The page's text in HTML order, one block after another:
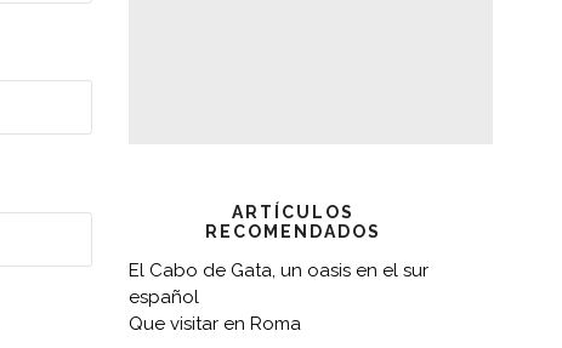
ARTÍCULOS
RECOMENDADOS
El Cabo de Gata, un oasis en el sur
español
Que visitar en Roma